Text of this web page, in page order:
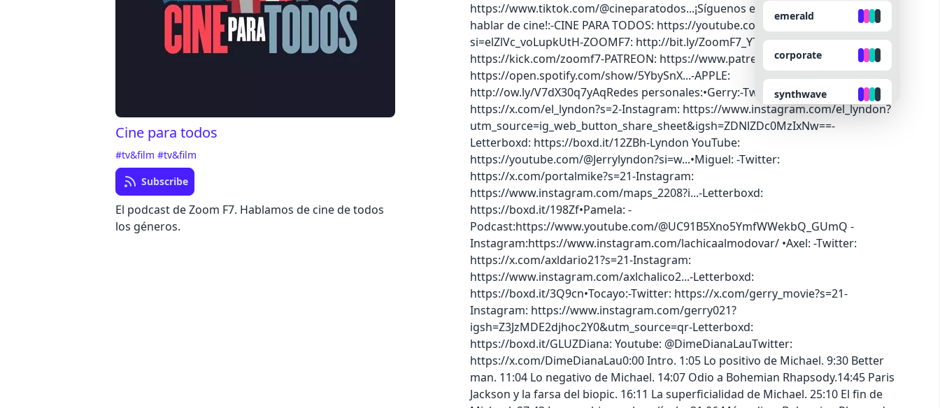
emerald
corporate
synthwave
retro
halloween
garden
aqua
Cine para todos
#tv&film#tv&film
Subscribe
El podcast de Zoom F7. Hablamos de cine de todos
los géneros.
https://www.tiktok.com/@cineparatodos...¡Síguenos en nuestros espacios para
hablar de cine!:-CINE PARA TODOS: https://youtube.com/@Cineparatodos?
si=elZlVc_voLupkUtH-ZOOMF7: http://bit.ly/ZoomF7_YT-KICK:
https://kick.com/zoomf7-PATREON: https://www.patreon.com/zoomf7-SPOTIFY:
https://open.spotify.com/show/5YbySnX...-APPLE:
http://ow.ly/V7dX30q7yAqRedes personales:•Gerry:-Twitter:
https://x.com/el_lyndon?s=2-Instagram: https://www.instagram.com/el_lyndon?
utm_source=ig_web_button_share_sheet&igsh=ZDNlZDc0MzIxNw==-
Letterboxd: https://boxd.it/12ZBh-Lyndon YouTube:
https://youtube.com/@Jerrylyndon?si=w...•Miguel: -Twitter:
https://x.com/portalmike?s=21-Instagram:
https://www.instagram.com/maps_2208?i...-Letterboxd:
https://boxd.it/198Zf•Pamela: -
Podcast:https://www.youtube.com/@UC91B5Xno5YmfWWekbQ_GUmQ -
Instagram:https://www.instagram.com/lachicaalmodovar/ •Axel: -Twitter:
https://x.com/axldario21?s=21-Instagram:
https://www.instagram.com/axlchalico2...-Letterboxd:
https://boxd.it/3Q9cn•Tocayo:-Twitter: https://x.com/gerry_movie?s=21-
Instagram: https://www.instagram.com/gerry021?
igsh=Z3JzMDE2djhoc2Y0&utm_source=qr-Letterboxd:
https://boxd.it/GLUZDiana: Youtube: @DimeDianaLauTwitter:
https://x.com/DimeDianaLau0:00 Intro. 1:05 Lo positivo de Michael. 9:30 Better
man. 11:04 Lo negativo de Michael. 14:07 Odio a Bohemian Rhapsody.14:45 Paris
Jackson y la farsa del biopic. 16:11 La superficialidad de Michael. 25:10 El fin de